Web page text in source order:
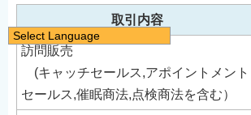
取引内容
訪問販売
(キャッチセールス,アポイントメント
セールス,催眠商法,点検商法を含む）
Select Language
日本語
English
简体中文